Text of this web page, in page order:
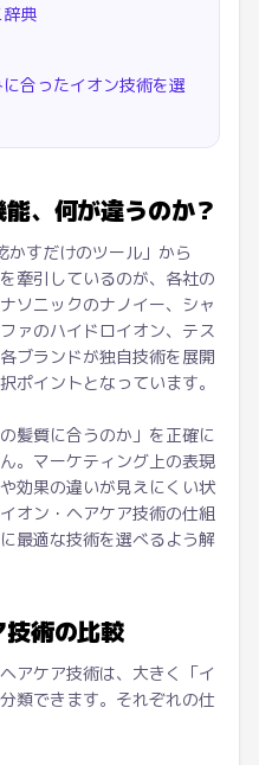
典
合ったイオン技術を選
、何が違うのか？
すだけのツール」から
牽引しているのが、各社の
ソニックのナノイー、シャ
ァのハイドロイオン、テス
ブランドが独自技術を展開
ポイントとなっています。
髪質に合うのか」を正確に
。マーケティング上の表現
効果の違いが見えにくい状
オン・ヘアケア技術の仕組
最適な技術を選べるよう解
術の比較
アケア技術は、大きく「イ
類できます。それぞれの仕